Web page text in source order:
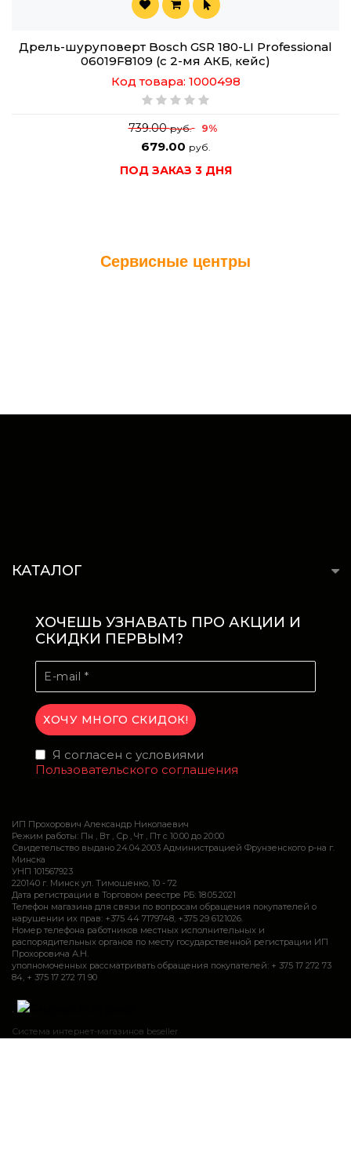
Дрель-шуруповерт Bosch GSR 180-LI Professional
06019F8109 (с 2-мя АКБ, кейс)
Код товара: 1000498
739.00руб. 9%
679.00 руб.
ПОД ЗАКАЗ 3 ДНЯ
Сервисные центры
КАТАЛОГ
ХОЧЕШЬ УЗНАВАТЬ ПРО АКЦИИ И
СКИДКИ ПЕРВЫМ?
Я согласен с условиями
Пользовательского соглашения
ИП Прохорович Александр Николаевич
Режим работы: Пн , Вт , Ср , Чт , Пт c 10:00 до 20:00
Свидетельство выдано 24.04.2003 Администрацией Фрунзенского р-на г.
Минска
УНП 101567923
220140 г. Минск ул. Тимошенко, 10 - 72
Дата регистрации в Торговом реестре РБ: 18.05.2021
Телефон магазина для связи по вопросам обращения покупателей о
нарушении их прав: +375 44 7179748, +375 29 6121026.
Номер телефона работников местных исполнительных и
распорядительных органов по месту государственной регистрации ИП
Прохоровича А.Н.
уполномоченных рассматривать обращения покупателей: + 375 17 272 73
84, + 375 17 272 71 90
.
Система интернет-магазинов beseller